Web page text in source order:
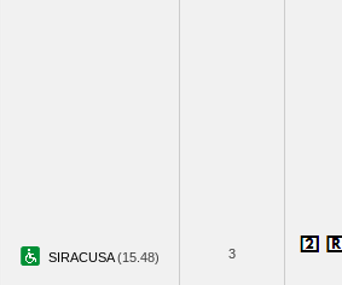
SIRACUSA(15.48) 3